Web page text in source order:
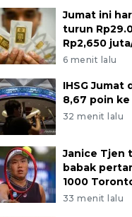
Jumat ini
turun
Rp2,650
6 menit lalu
IHSG Jumat
8,67 poin ke
32 menit lalu
Janice Tjen
babak
1000
33 menit lalu